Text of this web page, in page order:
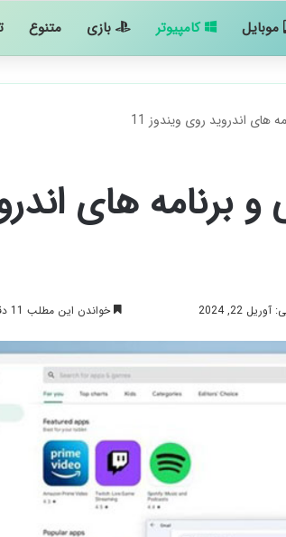
موبایل کامپیوتر بازی متنوع
اندروید روی ویندوز 11
های
22, 2024 خواندن این مطلب 11 دقیقه زمان میبرد